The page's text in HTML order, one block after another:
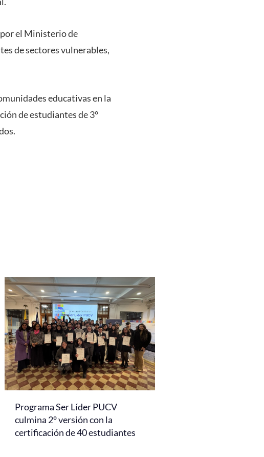
por el Ministerio de
de sectores vulnerables,
educativas en la
de estudiantes de 3°
Programa Ser Líder PUCV
culmina 2° versión con la
certificación de 40 estudiantes